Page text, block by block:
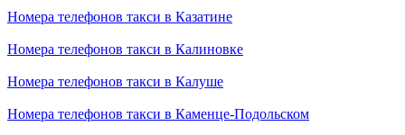
Номера телефонов такси в Казатине
Номера телефонов такси в Калиновке
Номера телефонов такси в Калуше
Номера телефонов такси в Каменце-Подольском